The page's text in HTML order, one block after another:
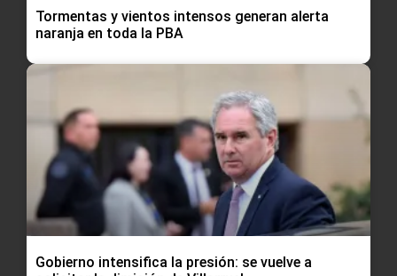
Tormentas y vientos intensos generan alerta
naranja en toda la PBA
Gobierno intensifica la presión: se vuelve a